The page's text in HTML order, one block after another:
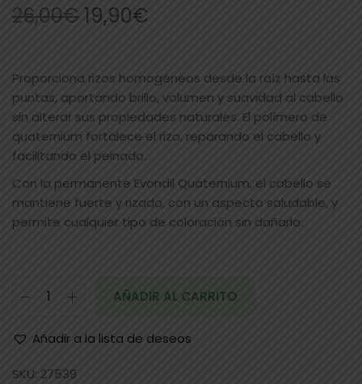
26,00€19,90€
Proporciona rizos homogéneos desde la raíz hasta las
puntas, aportando brillo, volumen y suavidad al cabello
sin alterar sus propiedades naturales. El polímero de
quaternium fortalece el rizo, reparando el cabello y
facilitando el peinado.
Con la permanente Evondil Quaternium, el cabello se
mantiene fuerte y rizado, con un aspecto saludable, y
permite cualquier tipo de coloración sin dañarlo.
AÑADIR AL CARRITO
Añadir a la lista de deseos
SKU: 27539